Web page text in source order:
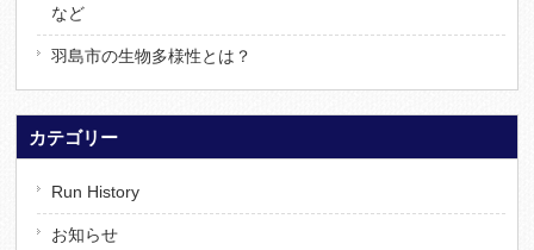
など
羽島市の生物多様性とは？
カテゴリー
Run History
お知らせ